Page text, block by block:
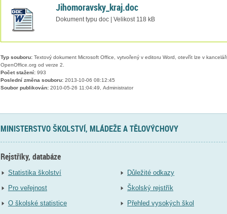
Jihomoravsky_kraj.doc
Dokument typu doc | Velikost 118 kB
Typ souboru:Textový dokument Microsoft Office, vytvořený v editoru Word, otevřít lze v
OpenOffice.org od verze 2.
Počet stažení:993
Poslední změna souboru:2013-10-06 08:12:45
Soubor publikován:2010-05-26 11:04:49, Administrator
MINISTERSTVO ŠKOLSTVÍ, MLÁDEŽE A TĚLOVÝCHOVY
Rejstříky, databáze
Statistika školství
Pro veřejnost
O školské statistice
Důležité odkazy
Školský rejstřík
Přehled vysokých škol